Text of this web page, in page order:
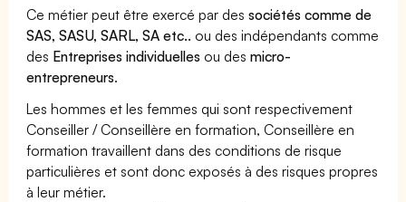
Ce métier peut être exercé par dessociétés comme de
SAS, SASU, SARL, SA etc.. ou des indépendants comme
des Entreprises individuelles ou desmicro-
entrepreneurs.
Les hommes et les femmes qui sont respectivement
Conseiller / Conseillère en formation, Conseillère en
formation travaillent dans des conditions de risque
particulières et sont donc exposés à des risques propres
à leur métier.